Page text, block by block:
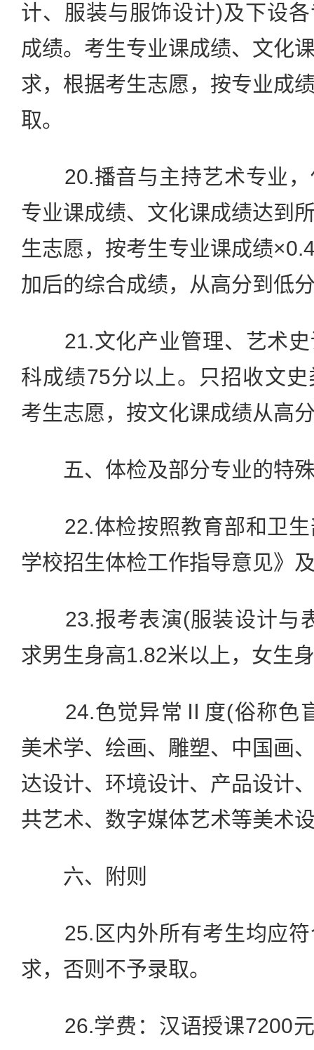
计、服装与服饰设计)及下设
成绩。考生专业课成绩、文化
求，根据考生志愿，按专业成
取。
20.播音与主持艺术专业，
专业课成绩、文化课成绩达到
生志愿，按考生专业课成绩
加后的综合成绩，从高分到低
21.文化产业管理、艺术史
科成绩75分以上。只招收文
考生志愿，按文化课成绩从高
五、体检及部分专业的特
22.体检按照教育部和卫生
学校招生体检工作指导意见》
23.报考表演(服装设计与
求男生身高1.82米以上，女生
24.色觉异常Ⅱ度(俗称色盲
美术学、绘画、雕塑、中国画
达设计、环境设计、产品设计
共艺术、数字媒体艺术等美术
六、附则
25.区内外所有考生均应符
求，否则不予录取。
26.学费：汉语授课7200元